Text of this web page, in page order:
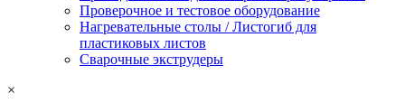
Проверочное и тестовое оборудование
Нагревательные столы / Листогиб для
пластиковых листов
Сварочные экструдеры
×